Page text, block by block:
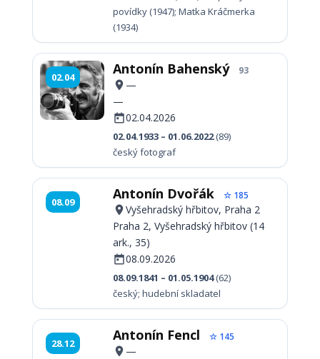
povídky (1947); Matka Kráčmerka
(1934)
02.04 Antonín Bahenský 93
—
—
02.04.2026
02.04.1933 – 01.06.2022(89)
český fotograf
08.09 Antonín Dvořák ☆ 185
Vyšehradský hřbitov, Praha 2
Praha 2, Vyšehradský hřbitov (14
ark., 35)
08.09.2026
08.09.1841 – 01.05.1904(62)
český; hudební skladatel
28.12 Antonín Fencl ☆ 145
—